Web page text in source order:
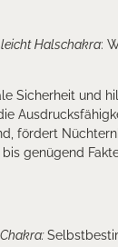
Halschakra:
Sicherheit und
fördert
genügend